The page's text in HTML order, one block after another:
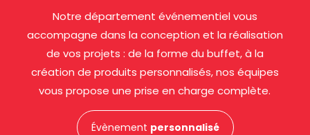
Notre département événementiel vous
accompagne dans la conception et la réalisation
de vos projets : de la forme du buffet, à la
création de produits personnalisés, nos équipes
vous propose une prise en charge complète.
Évènement personnalisé